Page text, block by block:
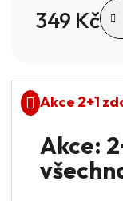
349 Kč
Akce 2+1
Akce: